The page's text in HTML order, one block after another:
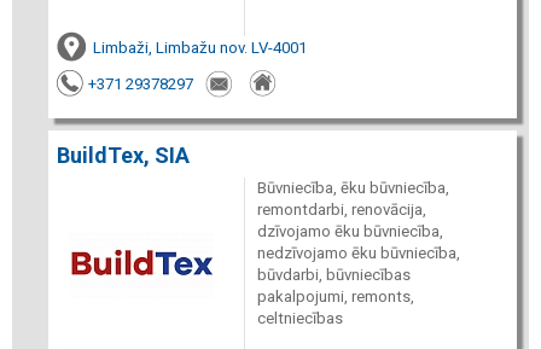
Limbaži, Limbažu nov. LV-4001
+371 29378297
BuildTex, SIA
Būvniecība, ēku būvniecība,
remontdarbi, renovācija,
dzīvojamo ēku būvniecība,
nedzīvojamo ēku būvniecība,
būvdarbi, būvniecības
pakalpojumi, remonts,
celtniecības